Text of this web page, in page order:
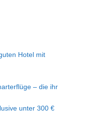
Hotel mit
– die ihr
unter 300 €